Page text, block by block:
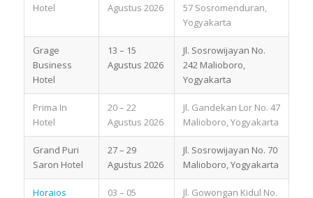
Hotel
Agustus 2026
57 Sosromenduran,
Yogyakarta
Grage
Business
Hotel
13 – 15
Agustus 2026
Jl. Sosrowijayan No.
242 Malioboro,
Yogyakarta
Prima In
Hotel
20 – 22
Agustus 2026
Jl. Gandekan Lor No. 47
Malioboro, Yogyakarta
Grand Puri
Saron Hotel
27 – 29
Agustus 2026
Jl. Sosrowijayan No. 70
Malioboro, Yogyakarta
Horaios
03 – 05
Jl. Gowongan Kidul No.